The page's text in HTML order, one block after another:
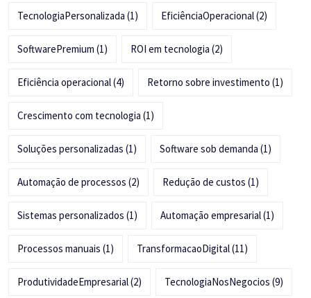
TecnologiaPersonalizada (1) EficiênciaOperacional(2)
SoftwarePremium (1) ROI em tecnologia (2)
Eficiência operacional(4) Retorno sobre investimento (1)
Crescimento com tecnologia (1)
Soluções personalizadas (1) Software sob demanda (1)
Automação de processos (2) Redução de custos (1)
Sistemas personalizados (1) Automação empresarial(1)
Processos manuais (1) TransformacaoDigital(11)
ProdutividadeEmpresarial(2) TecnologiaNosNegocios (9)